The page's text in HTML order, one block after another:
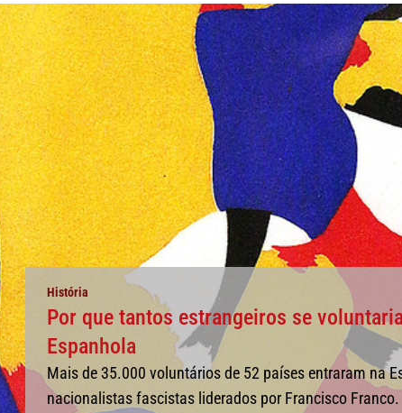
História
Por que tantos estrangeiros se
Espanhola
Mais de 35.000 voluntários de 52 países entraram na
nacionalistas fascistas liderados por Francisco Franco.